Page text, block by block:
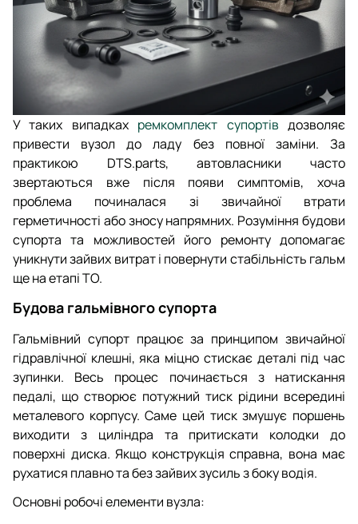
У таких випадках ремкомплект супортів дозволяє
привести вузол до ладу без повної заміни. За
практикою DTS.parts, автовласники часто
звертаються вже після появи симптомів, хоча
проблема починалася зі звичайної втрати
герметичності або зносу напрямних. Розуміння будови
супорта та можливостей його ремонту допомагає
уникнути зайвих витрат і повернути стабільність гальм
ще на етапі ТО.
Будова гальмівного супорта
Гальмівний супорт працює за принципом звичайної
гідравлічної клешні, яка міцно стискає деталі під час
зупинки. Весь процес починається з натискання
педалі, що створює потужний тиск рідини всередині
металевого корпусу. Саме цей тиск змушує поршень
виходити з циліндра та притискати колодки до
поверхні диска. Якщо конструкція справна, вона має
рухатися плавно та без зайвих зусиль з боку водія.
Основні робочі елементи вузла: